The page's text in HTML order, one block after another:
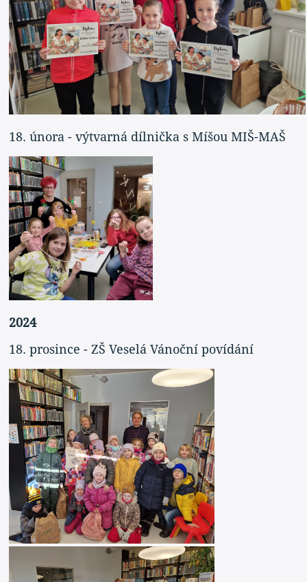
18. února - výtvarná dílnička s Míšou MIŠ-MAŠ
2024
18. prosince - ZŠ Veselá Vánoční povídání